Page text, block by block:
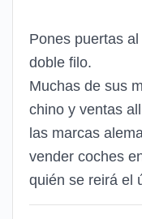
Pones puertas
doble filo.
Muchas de sus
chino y ventas
las marcas
vender coches
quién se reirá el